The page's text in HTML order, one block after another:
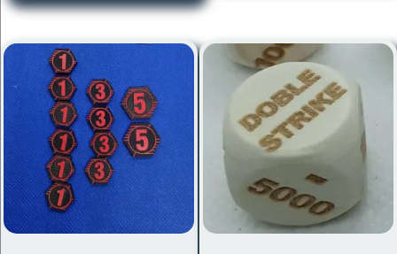
Las
se
en
la
página
de
producto